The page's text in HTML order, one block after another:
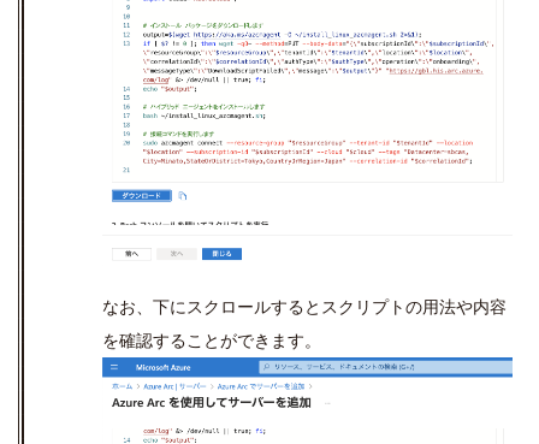
なお、下にスクロールするとスクリプトの用法や内容
を確認することができます。